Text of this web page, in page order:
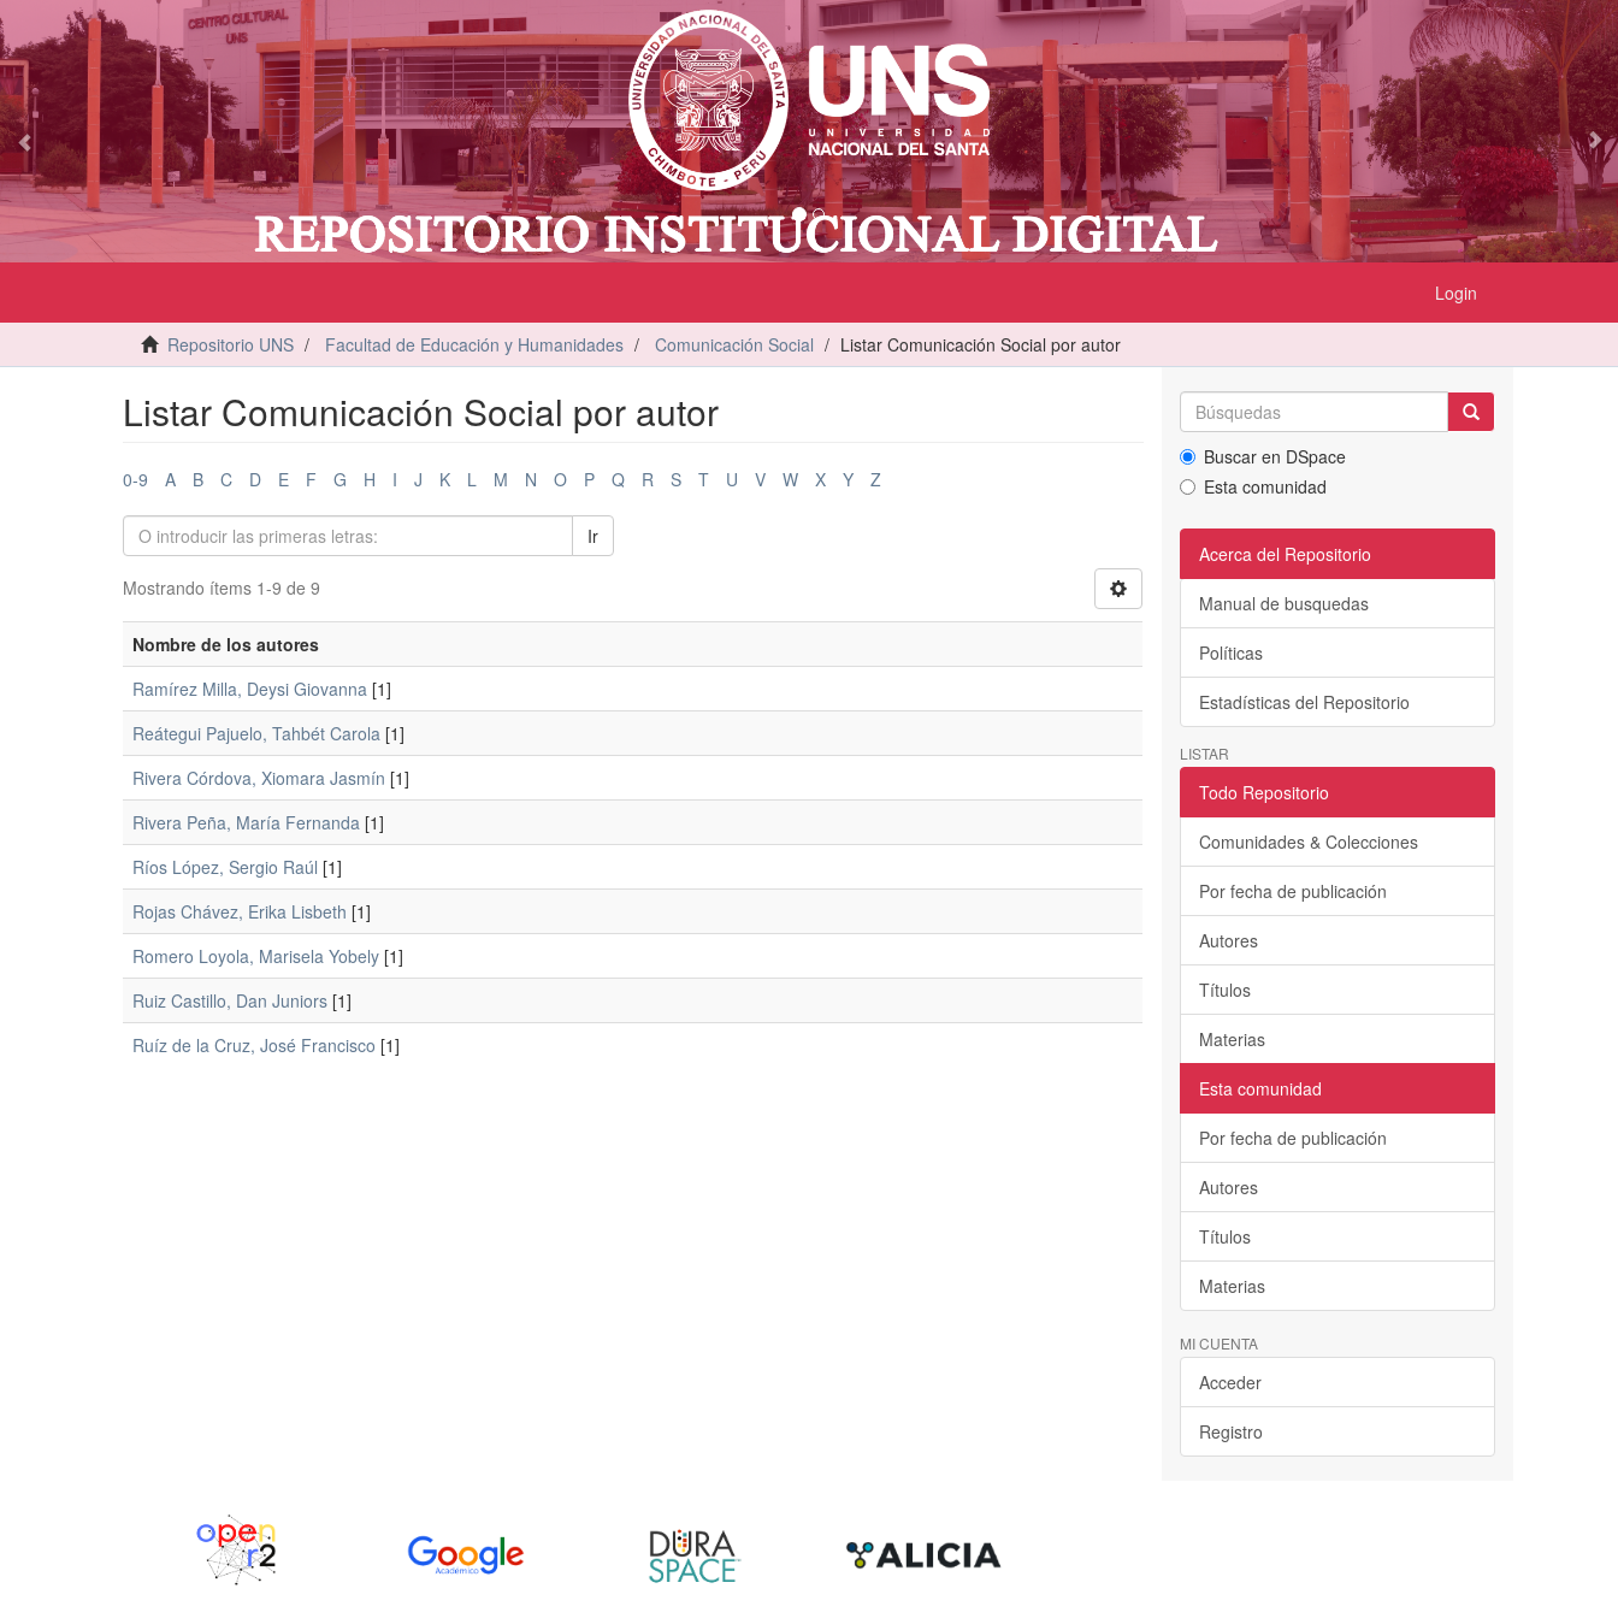
Login
Repositorio UNS Facultad de Educación y Humanidades Comunicación Social Listar Comunicación Social por autor
Listar Comunicación Social por autor
0-9 A B C D E F G H I J K L M N O P Q R S T U V W X Y Z
Ir
Mostrando ítems 1-9 de 9
Nombre de los autores
Ramírez Milla, Deysi Giovanna [1]
Reátegui Pajuelo, Tahbét Carola [1]
Rivera Córdova, Xiomara Jasmín [1]
Rivera Peña, María Fernanda [1]
Ríos López, Sergio Raúl [1]
Rojas Chávez, Erika Lisbeth [1]
Romero Loyola, Marisela Yobely [1]
Ruiz Castillo, Dan Juniors [1]
Ruíz de la Cruz, José Francisco [1]
Buscar en DSpace
Esta comunidad
Acerca del Repositorio
Manual de busquedas
Políticas
Estadísticas del Repositorio
LISTAR
Todo Repositorio
Comunidades & Colecciones
Por fecha de publicación
Autores
Títulos
Materias
Esta comunidad
Por fecha de publicación
Autores
Títulos
Materias
MI CUENTA
Acceder
Registro